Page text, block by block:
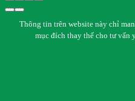
Thông tin trên website này chỉ
mục đích thay thế cho tư vấn